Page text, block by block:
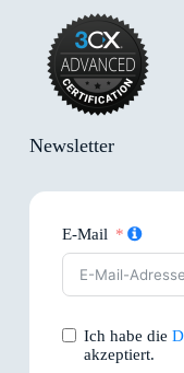
Newsletter
E-Mail
Ich habe die
akzeptiert.